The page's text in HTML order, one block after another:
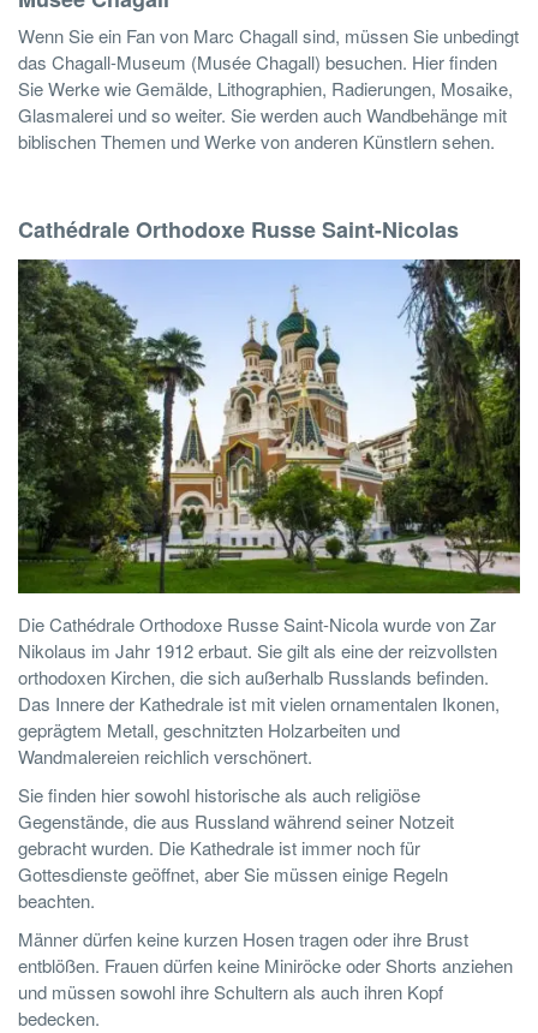
Wenn Sie ein Fan von Marc Chagall sind, müssen Sie unbedingt
das Chagall-Museum (Musée Chagall) besuchen. Hier finden
Sie Werke wie Gemälde, Lithographien, Radierungen, Mosaike,
Glasmalerei und so weiter. Sie werden auch Wandbehänge mit
biblischen Themen und Werke von anderen Künstlern sehen.
Cathédrale Orthodoxe Russe Saint-Nicolas
Die Cathédrale Orthodoxe Russe Saint-Nicola wurde von Zar
Nikolaus im Jahr 1912 erbaut. Sie gilt als eine der reizvollsten
orthodoxen Kirchen, die sich außerhalb Russlands befinden.
Das Innere der Kathedrale ist mit vielen ornamentalen Ikonen,
geprägtem Metall, geschnitzten Holzarbeiten und
Wandmalereien reichlich verschönert.
Sie finden hier sowohl historische als auch religiöse
Gegenstände, die aus Russland während seiner Notzeit
gebracht wurden. Die Kathedrale ist immer noch für
Gottesdienste geöffnet, aber Sie müssen einige Regeln
beachten.
Männer dürfen keine kurzen Hosen tragen oder ihre Brust
entblößen. Frauen dürfen keine Miniröcke oder Shorts anziehen
und müssen sowohl ihre Schultern als auch ihren Kopf
bedecken.